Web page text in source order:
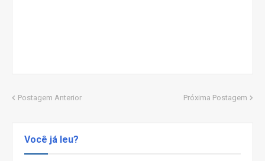
Postagem Anterior Próxima Postagem
Você já leu?